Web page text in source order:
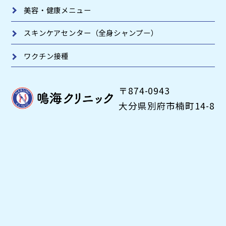
美容・健康メニュー
スキンケアセンター （全身シャンプー）
ワクチン接種
〒874-0943
大分県別府市楠町14-8